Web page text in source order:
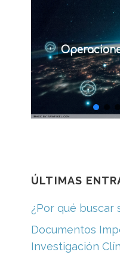
ÚLTIMAS
¿Por qué buscar
Documentos
Investigación